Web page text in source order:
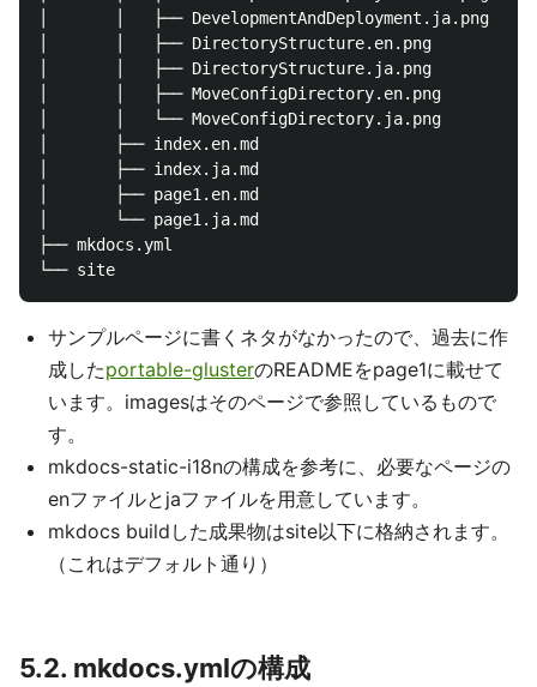
│       │   ├── DevelopmentAndDeployment.ja.png
│       │   ├── DirectoryStructure.en.png
│       │   ├── DirectoryStructure.ja.png
│       │   ├── MoveConfigDirectory.en.png
│       │   └── MoveConfigDirectory.ja.png
│       ├── index.en.md
│       ├── index.ja.md
│       ├── page1.en.md
│       └── page1.ja.md
├── mkdocs.yml
サンプルページに書くネタがなかったので、過去に作
成したportable-glusterのREADMEをpage1に載せて
います。imagesはそのページで参照しているもので
す。
mkdocs-static-i18nの構成を参考に、必要なページの
enファイルとjaファイルを用意しています。
mkdocs buildした成果物はsite以下に格納されます。
（これはデフォルト通り）
5.2. mkdocs.ymlの構成